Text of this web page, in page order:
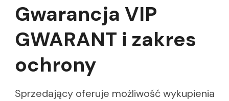
Gwarancja VIP
GWARANT i zakres
ochrony
Sprzedający oferuje możliwość wykupienia